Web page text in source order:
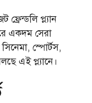
প্ল্যান
একদম সেরা
স্পোর্টস,
এই প্ল্যানে।